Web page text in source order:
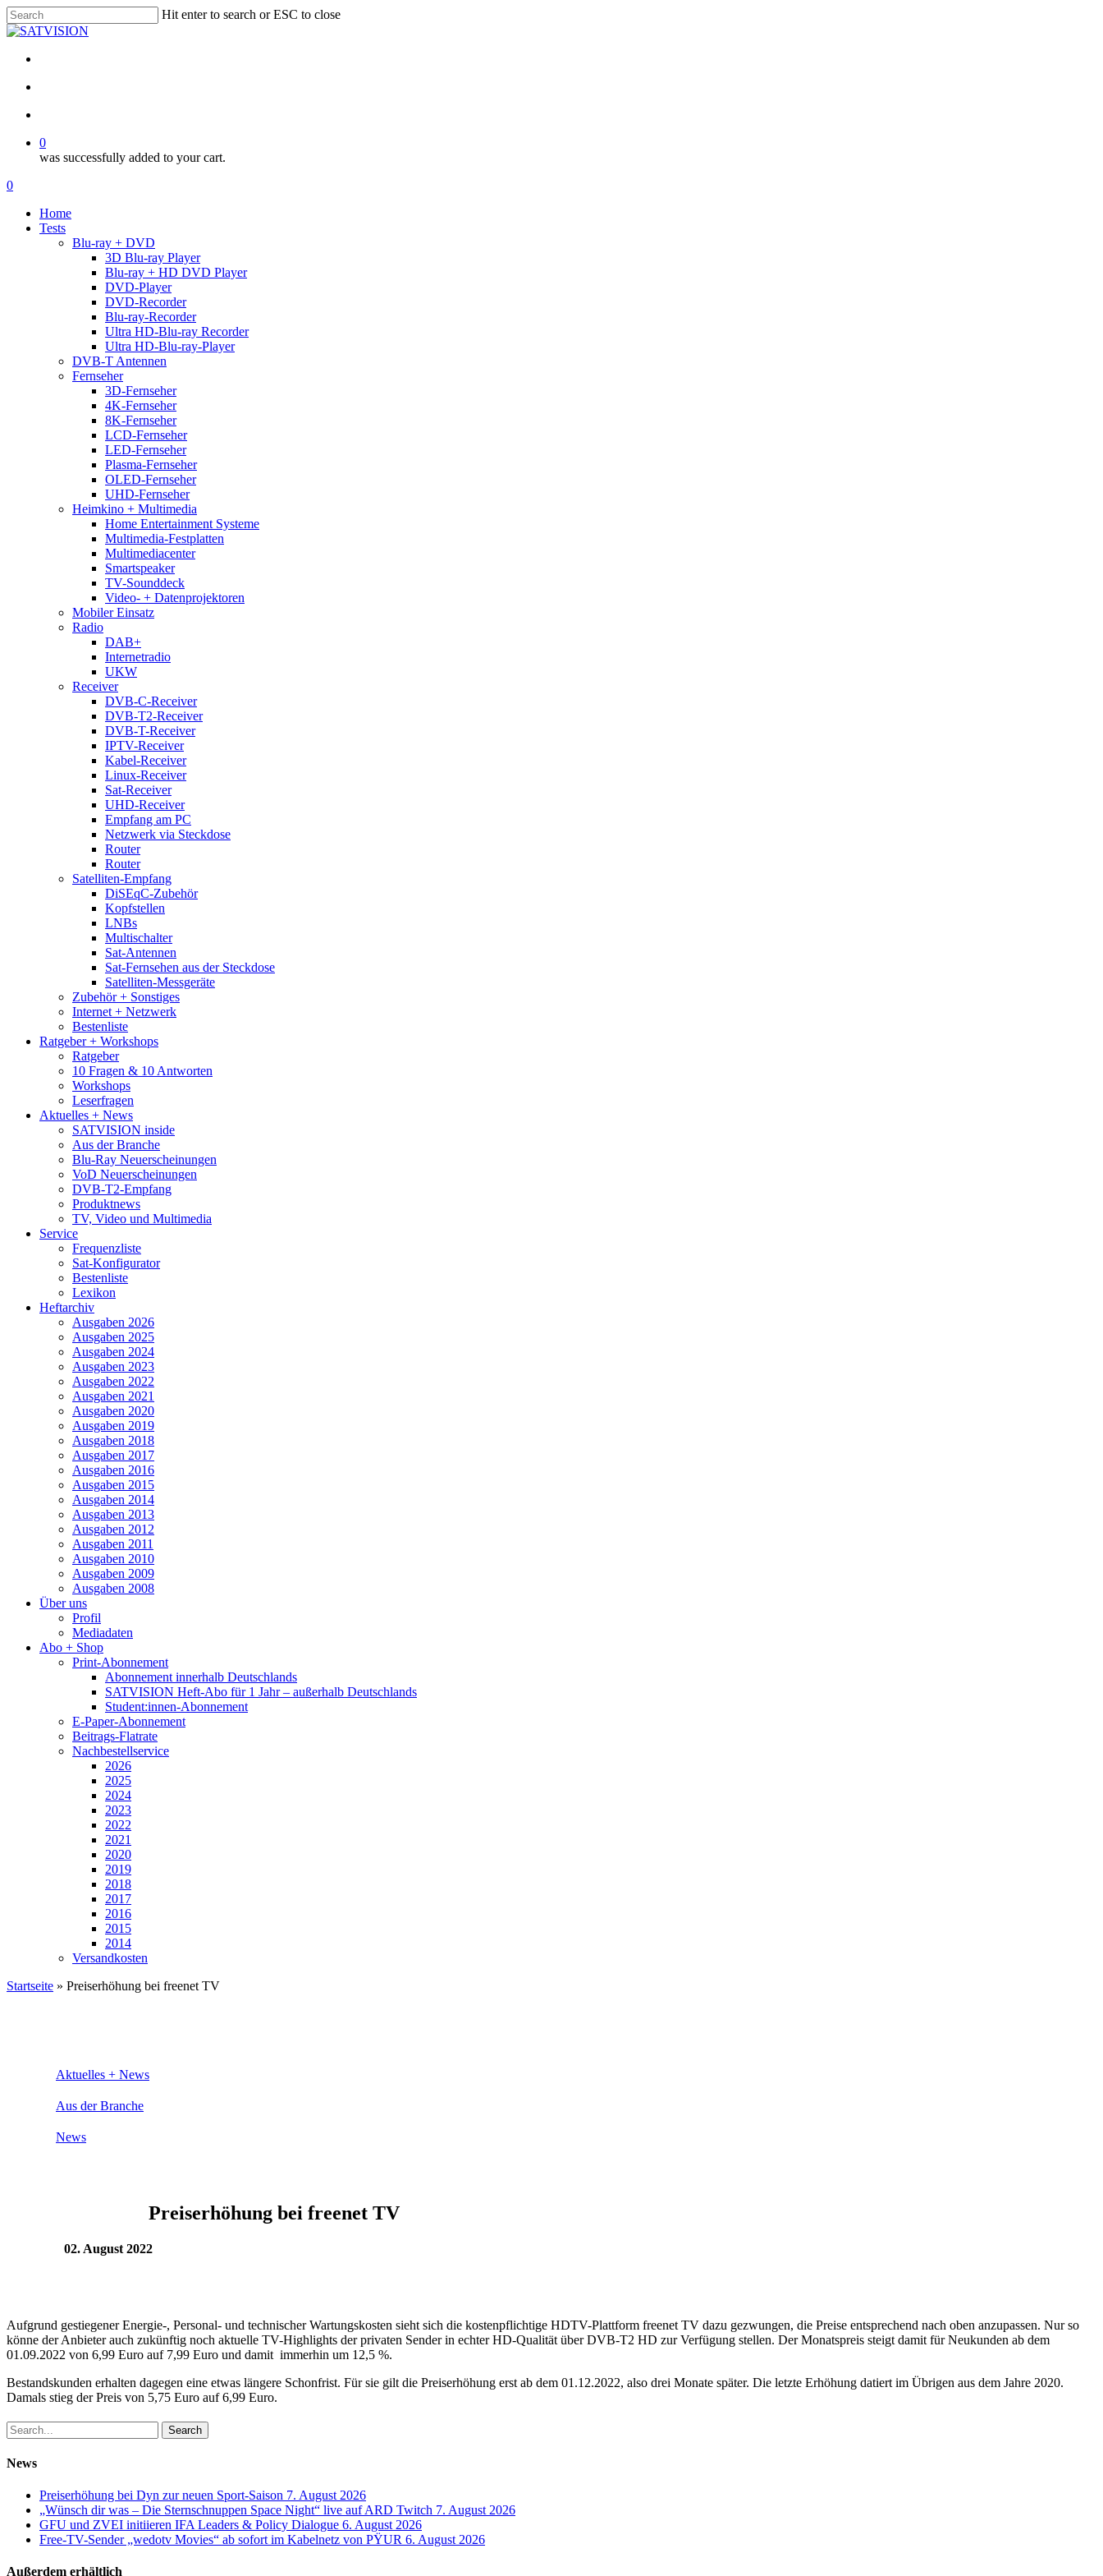
Skip
to
content
Hit enter to search or ESC to close
Close
0
was successfully added to your cart.
Menu
search
account
0
Home
Tests
Blu-ray + DVD
3D Blu-ray Player
Blu-ray + HD DVD Player
DVD-Player
DVD-Recorder
Blu-ray-Recorder
Ultra HD-Blu-ray Recorder
Ultra HD-Blu-ray-Player
DVB-T Antennen
Fernseher
3D-Fernseher
4K-Fernseher
8K-Fernseher
LCD-Fernseher
LED-Fernseher
Plasma-Fernseher
OLED-Fernseher
UHD-Fernseher
Heimkino + Multimedia
Home Entertainment Systeme
Multimedia-Festplatten
Multimediacenter
Smartspeaker
TV-Sounddeck
Video- + Datenprojektoren
Mobiler Einsatz
Radio
DAB+
Internetradio
UKW
Receiver
DVB-C-Receiver
DVB-T2-Receiver
DVB-T-Receiver
IPTV-Receiver
Kabel-Receiver
Linux-Receiver
Sat-Receiver
UHD-Receiver
Empfang am PC
Netzwerk via Steckdose
Router
Router
Satelliten-Empfang
DiSEqC-Zubehör
Kopfstellen
LNBs
Multischalter
Sat-Antennen
Sat-Fernsehen aus der Steckdose
Satelliten-Messgeräte
Zubehör + Sonstiges
Internet + Netzwerk
Bestenliste
Ratgeber + Workshops
Ratgeber
10 Fragen & 10 Antworten
Workshops
Leserfragen
Aktuelles + News
SATVISION inside
Aus der Branche
Blu-Ray Neuerscheinungen
VoD Neuerscheinungen
DVB-T2-Empfang
Produktnews
TV, Video und Multimedia
Service
Frequenzliste
Sat-Konfigurator
Bestenliste
Lexikon
Heftarchiv
Ausgaben 2026
Ausgaben 2025
Ausgaben 2024
Ausgaben 2023
Ausgaben 2022
Ausgaben 2021
Ausgaben 2020
Ausgaben 2019
Ausgaben 2018
Ausgaben 2017
Ausgaben 2016
Ausgaben 2015
Ausgaben 2014
Ausgaben 2013
Ausgaben 2012
Ausgaben 2011
Ausgaben 2010
Ausgaben 2009
Ausgaben 2008
Über uns
Profil
Mediadaten
Abo + Shop
Print-Abonnement
Abonnement innerhalb Deutschlands
SATVISION Heft-Abo für 1 Jahr – außerhalb Deutschlands
Student:innen-Abonnement
E-Paper-Abonnement
Beitrags-Flatrate
Nachbestellservice
2026
2025
2024
2023
2022
2021
2020
2019
2018
2017
2016
2015
2014
Versandkosten
Startseite » Preiserhöhung bei freenet TV
Aktuelles + News
Aus der Branche
News
Preiserhöhung bei freenet TV
02. August 2022
Aufgrund gestiegener Energie-, Personal- und technischer Wartungskosten sieht sich die kostenpflichtige HDTV-Plattform freenet TV dazu gezwungen, die Preise entsprechend nach oben anzupassen. Nur so
könne der Anbieter auch zukünftig noch aktuelle TV-Highlights der privaten Sender in echter HD-Qualität über DVB-T2 HD zur Verfügung stellen. Der Monatspreis steigt damit für Neukunden ab dem
01.09.2022 von 6,99 Euro auf 7,99 Euro und damit immerhin um 12,5 %.
Bestandskunden erhalten dagegen eine etwas längere Schonfrist. Für sie gilt die Preiserhöhung erst ab dem 01.12.2022, also drei Monate später. Die letzte Erhöhung datiert im Übrigen aus dem Jahre 2020.
Damals stieg der Preis von 5,75 Euro auf 6,99 Euro.
Search
News
Preiserhöhung bei Dyn zur neuen Sport-Saison 7. August 2026
„Wünsch dir was – Die Sternschnuppen Space Night“ live auf ARD Twitch 7. August 2026
GFU und ZVEI initiieren IFA Leaders & Policy Dialogue 6. August 2026
Free-TV-Sender „wedotv Movies“ ab sofort im Kabelnetz von PŸUR 6. August 2026
Außerdem erhältlich